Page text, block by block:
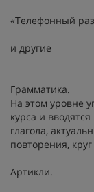
«Телефонный
и другие
Грамматика.
На этом уровне
курса и
глагола,
повторения,
Артикли.